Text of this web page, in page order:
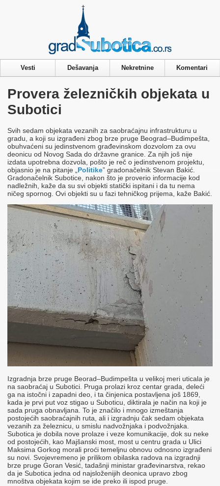
Vesti Dešavanja Nekretnine Komentari
Provera železničkih objekata u
Subotici
Svih sedam objekata vezanih za saobraćajnu infrastrukturu u
gradu, a koji su izgrađeni zbog brze pruge Beograd–Budimpešta,
obuhvaćeni su jedinstvenom građevinskom dozvolom za ovu
deonicu od Novog Sada do državne granice. Za njih još nije
izdata upotrebna dozvola, pošto je reč o jedinstvenom projektu,
objasnio je na pitanje „Politike” gradonačelnik Stevan Bakić.
Gradonačelnik Subotice, nakon što je proverio informacije kod
nadležnih, kaže da su svi objekti statički ispitani i da tu nema
ničeg spornog. Ovi objekti su u fazi tehničkog prijema, kaže Bakić.
Izgradnja brze pruge Beorad–Budimpešta u velikoj meri uticala je
na saobraćaj u Subotici. Pruga prolazi kroz centar grada, deleći
ga na istočni i zapadni deo, i ta činjenica postavljena još 1869,
kada je prvi put voz stigao u Suboticu, diktirala je način na koji je
sada pruga obnavljana. To je značilo i mnogo izmeštanja
postojećih saobraćajnih ruta, ali i izgradnju čak sedam objekata
vezanih za železnicu, u smislu nadvožnjaka i podvožnjaka.
Subotica je dobila nove prolaze i veze komunikacije, dok su neke
od postojećih, kao Majšanski most, most u centru grada u Ulici
Maksima Gorkog morali proći temeljnu obnovu odnosno izgrađeni
su novi. Svojevremeno je prilikom obilaska radova na izgradnji
brze pruge Goran Vesić, tadašnji ministar građevinarstva, rekao
da je Subotica jedna od najsloženijih deonica upravo zbog
mnoštva objekata kojim se ide preko ili ispod pruge.
Privacy & Cookies Policy